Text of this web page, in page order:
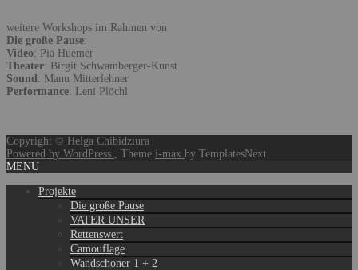
weitere Workshops im Rahmen von
Die große Pause:
Video: Pia Huemer
Theater: Birgit Schwamberger-Kunst
Sound: Manu Mitterlehner
Performance: Leni Plöchl
Copyright © Helga Chibidziura
Powered by WordPress
, Theme i-max by TemplatesNext.
MENU
Projekte
Die große Pause
VATER UNSER
Rettenswert
Camouflage
Wandschoner 1 + 2